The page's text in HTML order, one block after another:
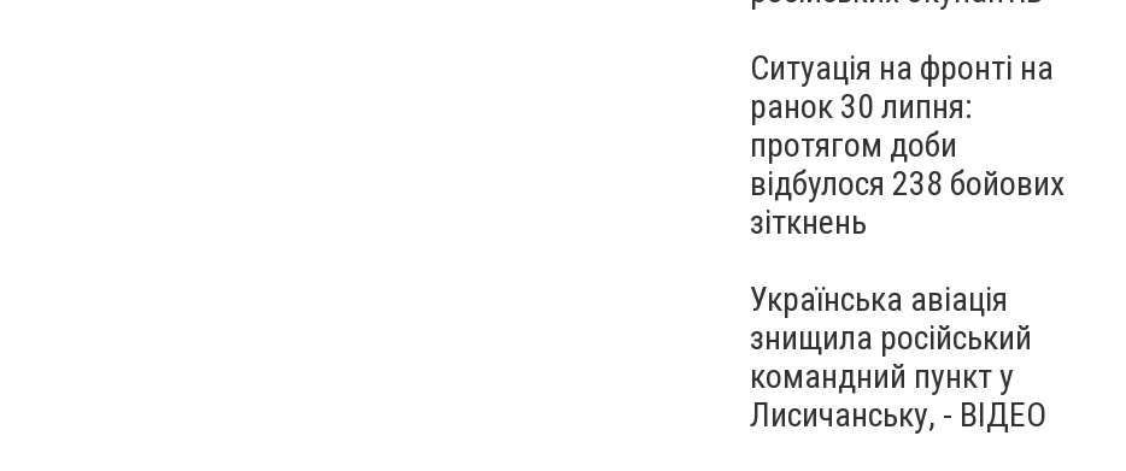
Ситуація на фронті на
ранок 30 липня:
протягом доби
відбулося 238 бойових
зіткнень
Українська авіація
знищила російський
командний пункт у
Лисичанську, - ВІДЕО